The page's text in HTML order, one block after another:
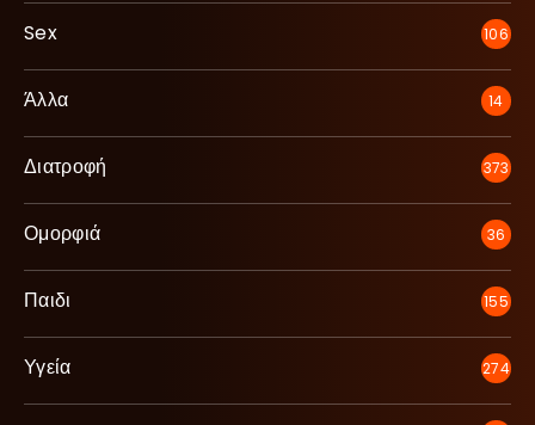
Sex 106
Άλλα 14
Διατροφή 373
Ομορφιά 36
Παιδι 155
Υγεία 274